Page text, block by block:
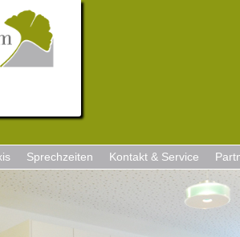
Sprechzeiten Kontakt & Service